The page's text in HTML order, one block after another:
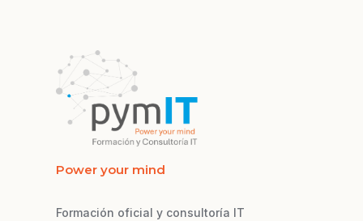
Power your mind
Formación oficial y consultoría IT